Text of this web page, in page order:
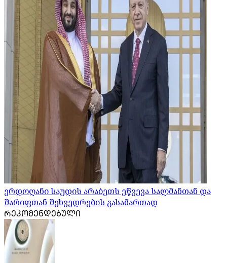
ერდოღანი საუდის არაბეთს ეწვევა სალმანთან და
შარიფთან შეხვედრების გასამართად
ᲠᲔᲙᲝᲛᲔᲜᲓᲔᲑᲣᲚᲘ